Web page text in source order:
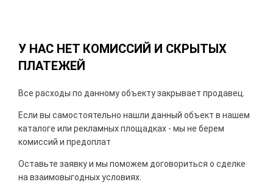
У НАС НЕТ КОМИССИЙ И СКРЫТЫХ
ПЛАТЕЖЕЙ
Все расходы по данному объекту закрывает продавец.
Если вы самостоятельно нашли данный объект в нашем
каталоге или рекламных площадках - мы не берем
комиссий и предоплат
Оставьте заявку и мы поможем договориться о сделке
на взаимовыгодных условиях.